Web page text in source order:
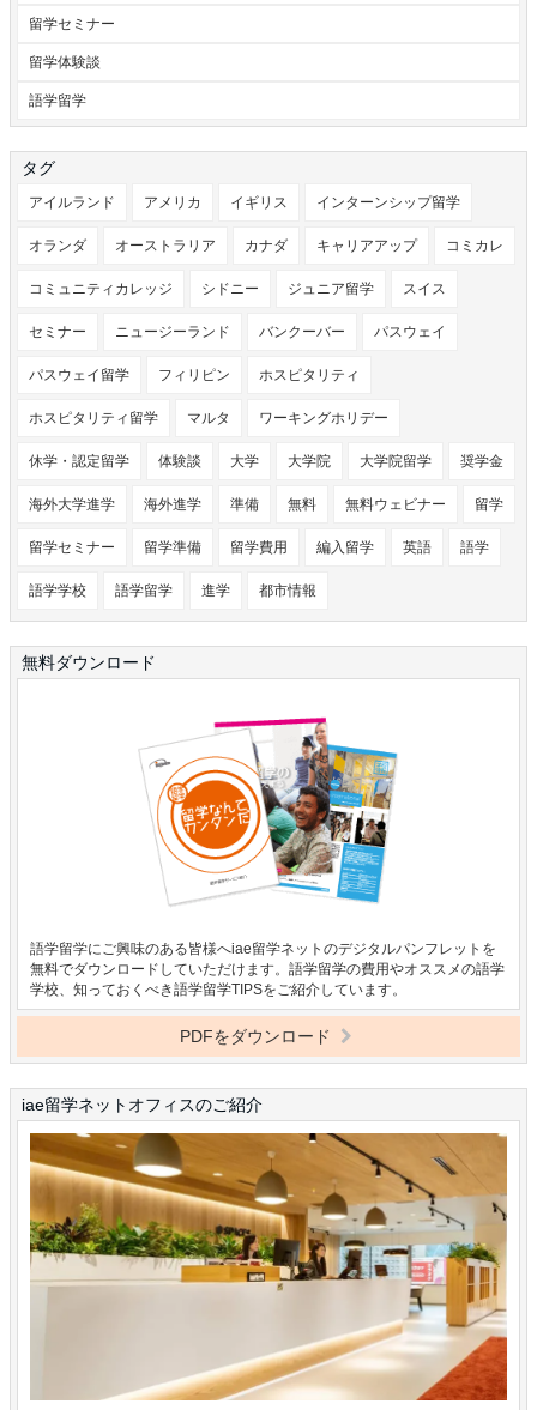
留学セミナー
留学体験談
語学留学
タグ
アイルランド アメリカ イギリス インターンシップ留学
オランダ オーストラリア カナダ キャリアアップ コミカレ
コミュニティカレッジ シドニー ジュニア留学 スイス
セミナー ニュージーランド バンクーバー パスウェイ
パスウェイ留学 フィリピン ホスピタリティ
ホスピタリティ留学 マルタ ワーキングホリデー
休学・認定留学 体験談 大学 大学院 大学院留学 奨学金
海外大学進学 海外進学 準備 無料 無料ウェビナー 留学
留学セミナー 留学準備 留学費用 編入留学 英語 語学
語学学校 語学留学 進学 都市情報
無料ダウンロード
語学留学にご興味のある皆様へiae留学ネットのデジタルパンフレットを
無料でダウンロードしていただけます。語学留学の費用やオススメの語学
学校、知っておくべき語学留学TIPSをご紹介しています。
PDFをダウンロード
iae留学ネットオフィスのご紹介